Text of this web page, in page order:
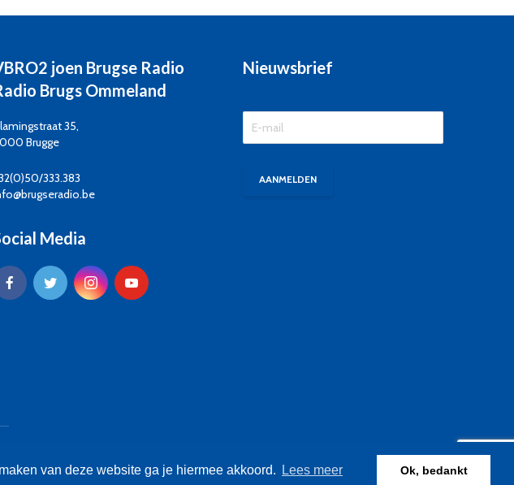
van deze website ga je hiermee akkoord. Lees meer Ok, bedankt
joen Brugse Radio
Brugs Ommeland
35,
Brugge
333.383
Media
Nieuwsbrief